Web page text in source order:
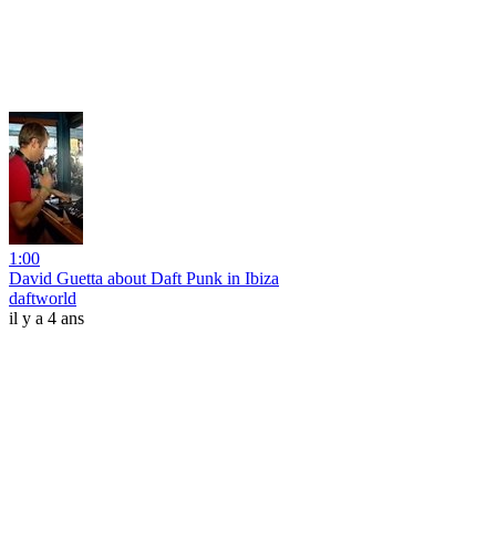
1:00
David Guetta about Daft Punk in Ibiza
daftworld
il y a 4 ans